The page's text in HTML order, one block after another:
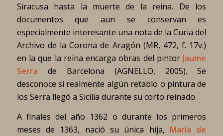
Siracusa hasta la muerte de la reina. De los
documentos que aun se conservan es
especialmente interesante una nota de la Curia del
Archivo de la Corona de Aragón (MR, 472, f. 17v.)
en la que la reina encarga obras del pintor Jaume
Serra de Barcelona (AGNELLO, 2005). Se
desconoce si realmente algún retablo o pintura de
los Serra llegó a Sicilia durante su corto reinado.
A finales del año 1362 o durante los primeros
meses de 1363, nació su única hija, María de